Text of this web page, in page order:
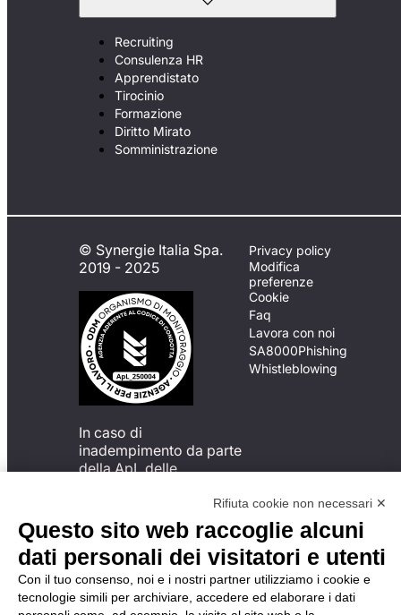
Recruiting
Consulenza HR
Apprendistato
Tirocinio
Formazione
Diritto Mirato
Somministrazione
© Synergie Italia Spa.
2019 - 2025
In caso di
inadempimento da parte
della ApL delle
del Codice di Condotta, è
possibile presentare un
reclamo
all’Organismo di
Monitoraggio utilizzando
una delle modalità
descritte al seguente
Privacy policy
Modifica
preferenze
Cookie
Faq
Lavora con noi
SA8000Phishing
Whistleblowing
Rifiuta cookie non necessari ✕
Questo sito web raccoglie alcuni
dati personali dei visitatori e utenti
Con il tuo consenso, noi e i nostri partner utilizziamo i cookie e
tecnologie simili per archiviare, accedere ed elaborare i dati